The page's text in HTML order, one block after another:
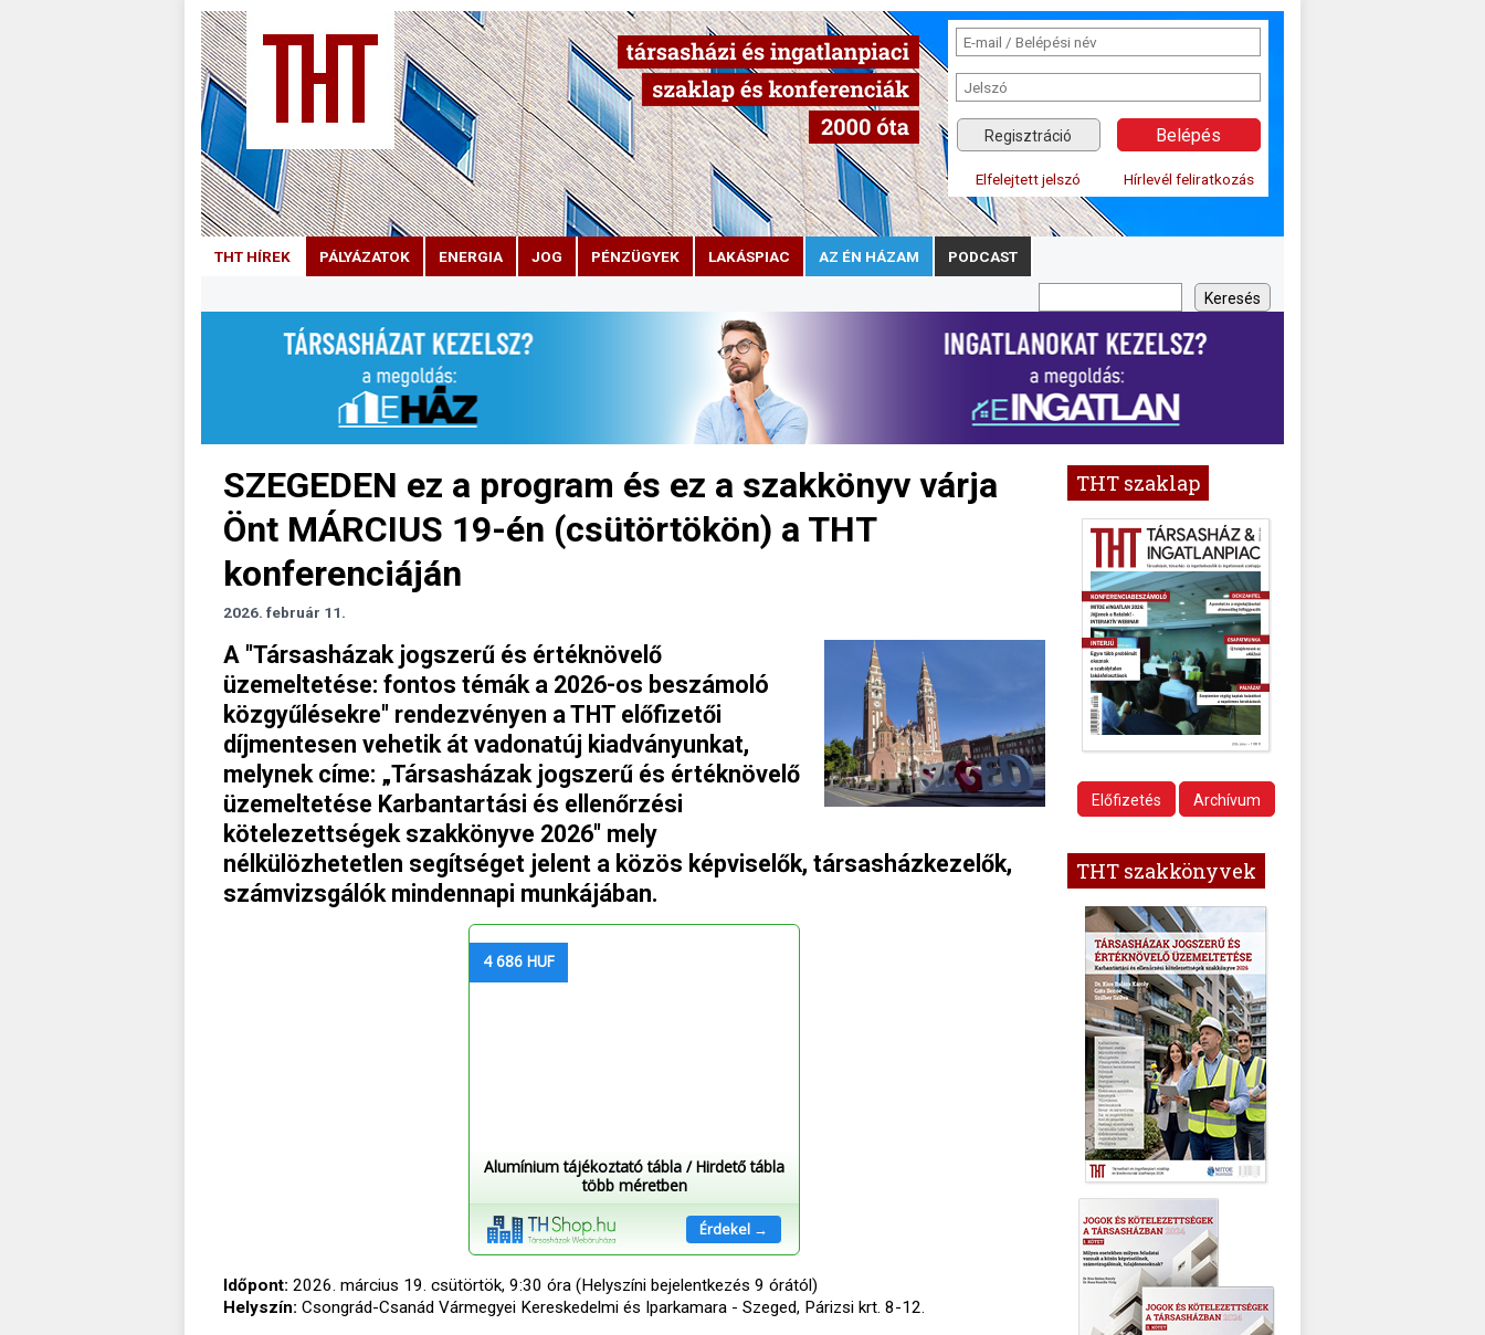
Regisztráció
Elfelejtett jelszó Hírlevél feliratkozás
THT HÍREK PÁLYÁZATOK ENERGIA JOG PÉNZÜGYEK LAKÁSPIAC AZ ÉN HÁZAM PODCAST
SZEGEDEN ez a program és ez a szakkönyv várja
Önt MÁRCIUS 19-én (csütörtökön) a THT
konferenciáján
2026. február 11.
A "Társasházak jogszerű és értéknövelő
üzemeltetése: fontos témák a 2026-os beszámoló
közgyűlésekre" rendezvényen a THT előfizetői
díjmentesen vehetik át vadonatúj kiadványunkat,
melynek címe: „Társasházak jogszerű és értéknövelő
üzemeltetése Karbantartási és ellenőrzési
kötelezettségek szakkönyve 2026" mely
nélkülözhetetlen segítséget jelent a közös képviselők, társasházkezelők,
számvizsgálók mindennapi munkájában.
4 686 HUF
Alumínium tájékoztató tábla / Hirdető tábla
több méretben
Érdekel →
Időpont: 2026. március 19. csütörtök, 9:30 óra (Helyszíni bejelentkezés 9 órától)
Helyszín: Csongrád-Csanád Vármegyei Kereskedelmi és Iparkamara - Szeged, Párizsi krt. 8-12.
THT szaklap
Előfizetés Archívum
THT szakkönyvek